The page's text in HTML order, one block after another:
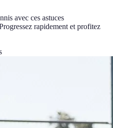
avec ces astuces
rapidement et profitez